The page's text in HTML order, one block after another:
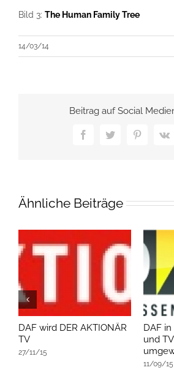
Bild 3: The Human Family Tree
14/03/14
Beitrag auf Social
FacebookTwitterPinterest
Vk
Ähnliche Beiträge
DAF wird DER AKTIONÄR
TV
27/11/15
DAF
und
11/09/15